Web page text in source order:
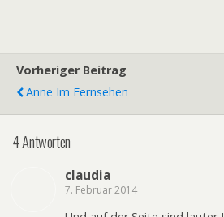
Vorheriger Beitrag
Anne Im Fernsehen
4 Antworten
claudia
7. Februar 2014